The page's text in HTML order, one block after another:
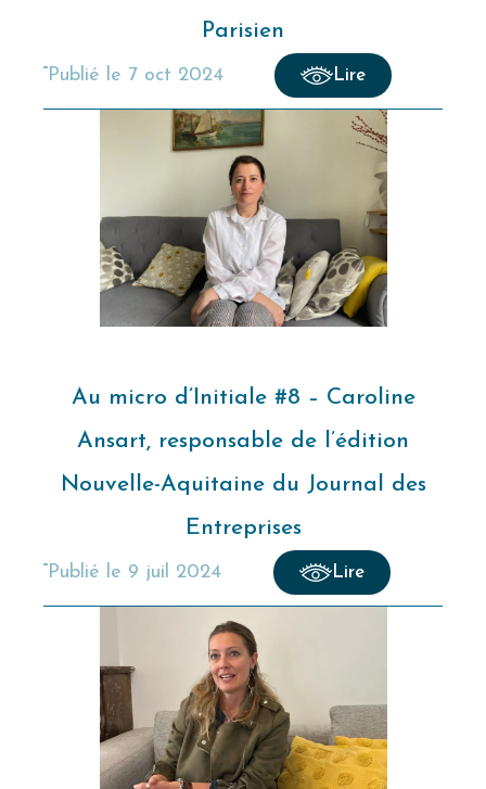
Parisien
publié le 7 oct 2024 Lire
Au micro d’Initiale #8 – Caroline
Ansart, responsable de l’édition
Nouvelle-Aquitaine du Journal des
Entreprises
publié le 9 juil 2024 Lire